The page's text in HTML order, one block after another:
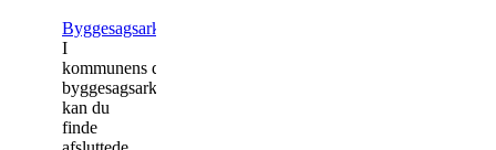
Byggesagsarkiv
I
kommunens digitale
byggesagsarkiv
kan du
finde